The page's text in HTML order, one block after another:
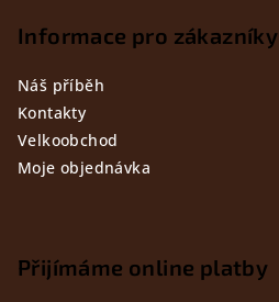
Informace pro zákazníky
Náš příběh
Kontakty
Velkoobchod
Moje objednávka
Přijímáme online platby